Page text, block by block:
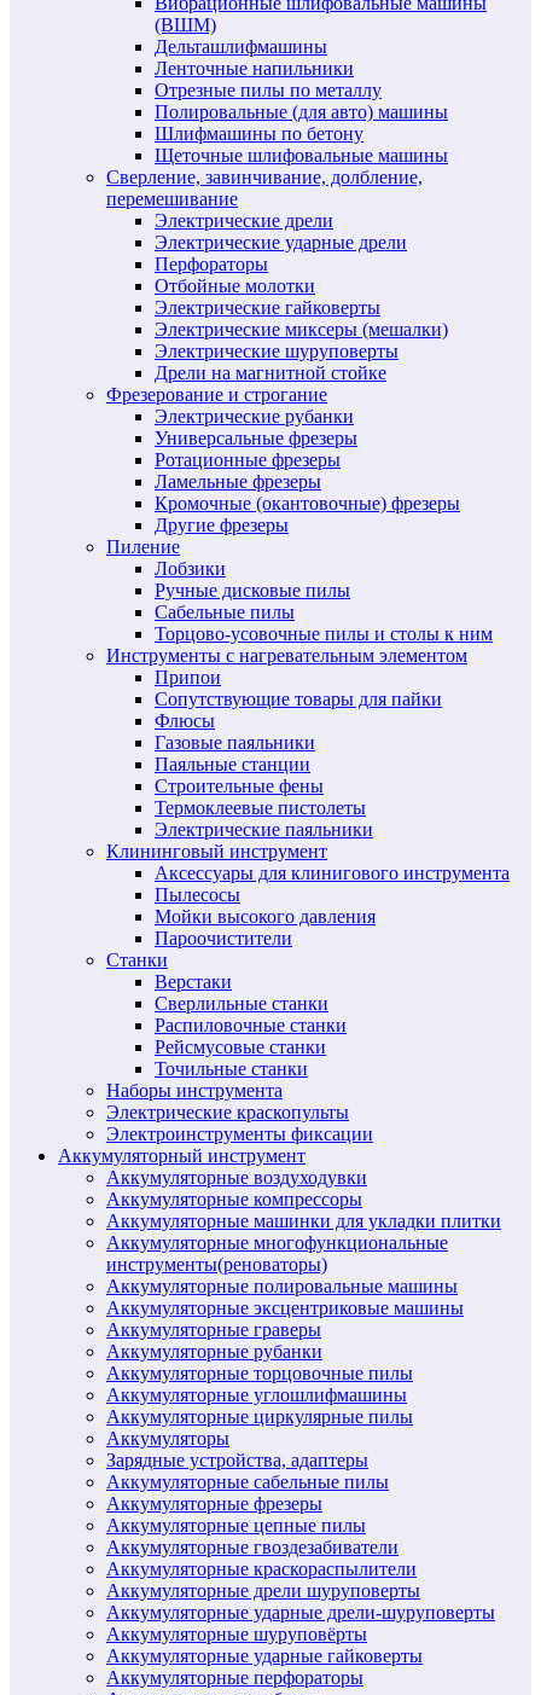
(ВШМ)
Дельташлифмашины
Ленточные напильники
Отрезные пилы по металлу
Полировальные (для авто) машины
Шлифмашины по бетону
Щеточные шлифовальные машины
Сверление, завинчивание, долбление,
перемешивание
Электрические дрели
Электрические ударные дрели
Перфораторы
Отбойные молотки
Электрические гайковерты
Электрические миксеры (мешалки)
Электрические шуруповерты
Дрели на магнитной стойке
Фрезерование и строгание
Электрические рубанки
Универсальные фрезеры
Ротационные фрезеры
Ламельные фрезеры
Кромочные (окантовочные) фрезеры
Другие фрезеры
Пиление
Лобзики
Ручные дисковые пилы
Сабельные пилы
Торцово-усовочные пилы и столы к ним
Инструменты с нагревательным элементом
Припои
Сопутствующие товары для пайки
Флюсы
Газовые паяльники
Паяльные станции
Строительные фены
Термоклеевые пистолеты
Электрические паяльники
Клининговый инструмент
Аксессуары для клинигового инструмента
Пылесосы
Мойки высокого давления
Пароочистители
Станки
Верстаки
Сверлильные станки
Распиловочные станки
Рейсмусовые станки
Точильные станки
Наборы инструмента
Электрические краскопульты
Электроинструменты фиксации
Аккумуляторный инструмент
Аккумуляторные воздуходувки
Аккумуляторные компрессоры
Аккумуляторные машинки для укладки плитки
Аккумуляторные многофункциональные
инструменты(реноваторы)
Аккумуляторные полировальные машины
Аккумуляторные эксцентриковые машины
Аккумуляторные граверы
Аккумуляторные рубанки
Аккумуляторные торцовочные пилы
Аккумуляторные углошлифмашины
Аккумуляторные циркулярные пилы
Аккумуляторы
Зарядные устройства, адаптеры
Аккумуляторные сабельные пилы
Аккумуляторные фрезеры
Аккумуляторные цепные пилы
Аккумуляторные гвоздезабиватели
Аккумуляторные краскораспылители
Аккумуляторные дрели шуруповерты
Аккумуляторные ударные дрели-шуруповерты
Аккумуляторные шуруповёрты
Аккумуляторные ударные гайковерты
Аккумуляторные перфораторы